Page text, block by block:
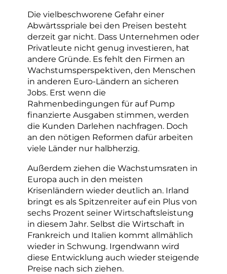
Die vielbeschworene Gefahr einer
Abwärtsspriale bei den Preisen besteht
derzeit gar nicht. Dass Unternehmen oder
Privatleute nicht genug investieren, hat
andere Gründe. Es fehlt den Firmen an
Wachstumsperspektiven, den Menschen
in anderen Euro-Ländern an sicheren
Jobs. Erst wenn die
Rahmenbedingungen für auf Pump
finanzierte Ausgaben stimmen, werden
die Kunden Darlehen nachfragen. Doch
an den nötigen Reformen dafür arbeiten
viele Länder nur halbherzig.
Außerdem ziehen die Wachstumsraten in
Europa auch in den meisten
Krisenländern wieder deutlich an. Irland
bringt es als Spitzenreiter auf ein Plus von
sechs Prozent seiner Wirtschaftsleistung
in diesem Jahr. Selbst die Wirtschaft in
Frankreich und Italien kommt allmählich
wieder in Schwung. Irgendwann wird
diese Entwicklung auch wieder steigende
Preise nach sich ziehen.